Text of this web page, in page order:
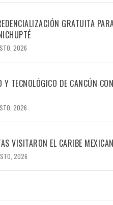
GRATUITA
2026
TECNOLÓGICO DE CANCÚN
2026
VISITARON EL CARIBE
2026